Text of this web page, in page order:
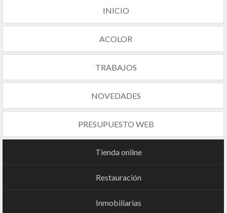
INICIO
ACOLOR
TRABAJOS
NOVEDADES
PRESUPUESTO WEB
Tienda online
Restauración
Inmobiliarias